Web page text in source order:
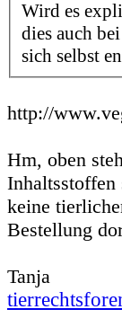
Wird es
dies auch
sich selbst
http://
Hm, oben
Inhaltsstoffen
keine
Bestellung
Tanja